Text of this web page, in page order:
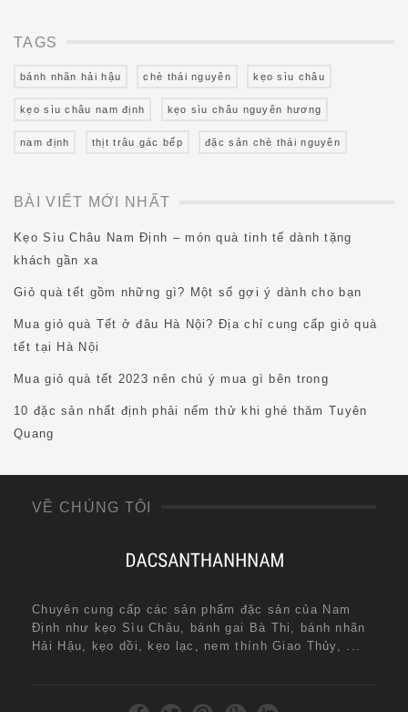
TAGS
bánh nhãn hải hậu chè thái nguyên kẹo sìu châu
kẹo sìu châu nam định kẹo sìu châu nguyên hương
nam định thịt trâu gác bếp đặc sản chè thái nguyên
BÀI VIẾT MỚI NHẤT
Kẹo Sìu Châu Nam Định – món quà tinh tế dành tặng
khách gần xa
Giỏ quà tết gồm những gì? Một số gợi ý dành cho bạn
Mua giỏ quà Tết ở đâu Hà Nội? Địa chỉ cung cấp giỏ quà
tết tại Hà Nội
Mua giỏ quà tết 2023 nên chú ý mua gì bên trong
10 đặc sản nhất định phải nếm thử khi ghé thăm Tuyên
Quang
VỀ CHÚNG TÔI
Chuyên cung cấp các sản phẩm đặc sản của Nam
Định như kẹo Sìu Châu, bánh gai Bà Thi, bánh nhãn
Hải Hậu, kẹo dồi, kẹo lạc, nem thính Giao Thủy, ...